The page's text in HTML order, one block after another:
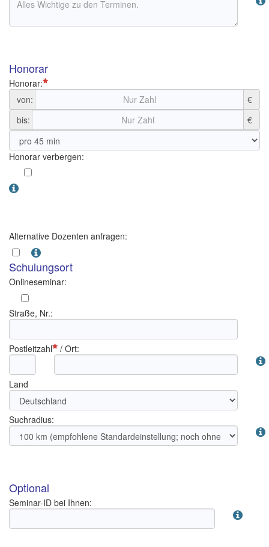
Honorar
Honorar:
von:
€
bis:
€
Honorar verbergen:
Alternative Dozenten anfragen:
Schulungsort
Onlineseminar:
Straße, Nr.:
Postleitzahl / Ort:
Land
Suchradius:
Optional
Seminar-ID bei Ihnen: